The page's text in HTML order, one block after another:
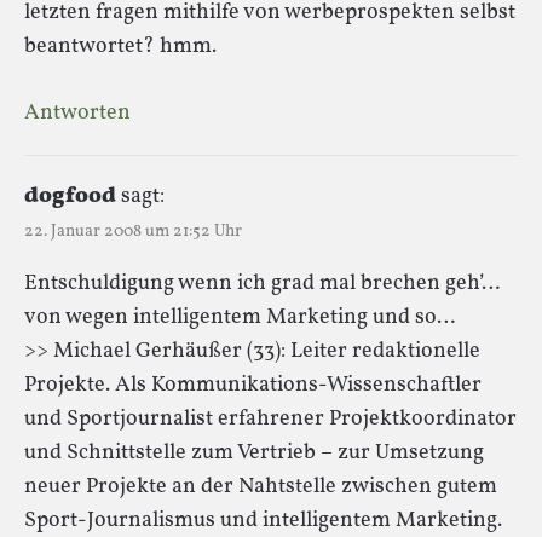
letzten fragen mithilfe von werbeprospekten selbst
beantwortet? hmm.
Antworten
dogfoodsagt:
22. Januar 2008 um 21:52 Uhr
Entschuldigung wenn ich grad mal brechen geh’…
von wegen intelligentem Marketing und so…
>> Michael Gerhäußer (33): Leiter redaktionelle
Projekte. Als Kommunikations-Wissenschaftler
und Sportjournalist erfahrener Projektkoordinator
und Schnittstelle zum Vertrieb – zur Umsetzung
neuer Projekte an der Nahtstelle zwischen gutem
Sport-Journalismus und intelligentem Marketing.